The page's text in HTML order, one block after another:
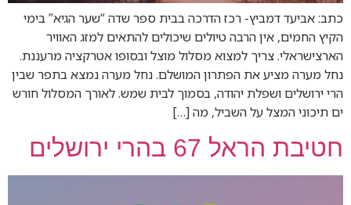
כתב: אביעד דמביץ- רכז הדרכה בבית ספר שדה “שער הגיא” בימי
הקיץ החמים, אין הרבה טיולים שיכולים להתאים למזג האוויר
הארצישראלי. צריך למצוא מסלול מוצל ובסופו אטרקציה מרעננת.
נחל מערה מציע את הפתרון המושלם. נחל מערה נמצא בתפר שבין
הרי ירושלים ושפלת יהודה, בסמוך לבית שמש. לאורך המסלול חורש
ים תיכוני המצל על השביל, מה […]
חטיבת הראל 67 בהרי ירושלים